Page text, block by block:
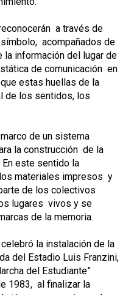
a través de
acompañados de
la información del lugar de
de comunicación en
estas huellas de la
de los sentidos, los
de un sistema
la construcción de la
este sentido la
materiales impresos y
de los colectivos
lugares vivos y se
de la memoria.
la instalación de la
del Estadio Luis Franzini,
del Estudiante”
1983, al finalizar la